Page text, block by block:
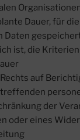
Dauer, für
Daten
ist, die
auf
der
oder eines